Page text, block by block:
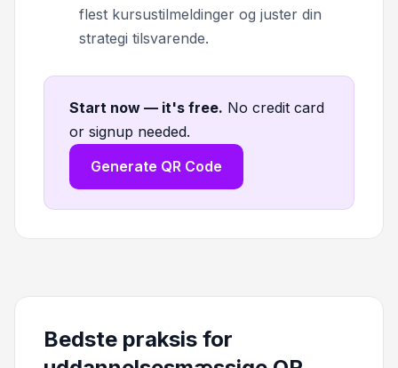
flest kursustilmeldinger og juster din
strategi tilsvarende.
Start now — it's free. No credit card
or signup needed.
Generate QR Code
Bedste praksis for